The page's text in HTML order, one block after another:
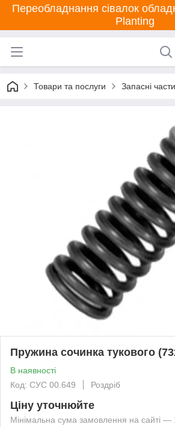
Переобладнання сівалок
Planting
Товари та послуги Запасні
Пружина сочинка тукового
В наявності
Код: СУС 00.649
Роздріб
Ціну уточнюйте
Мінімальна сума замовлення на сайті —